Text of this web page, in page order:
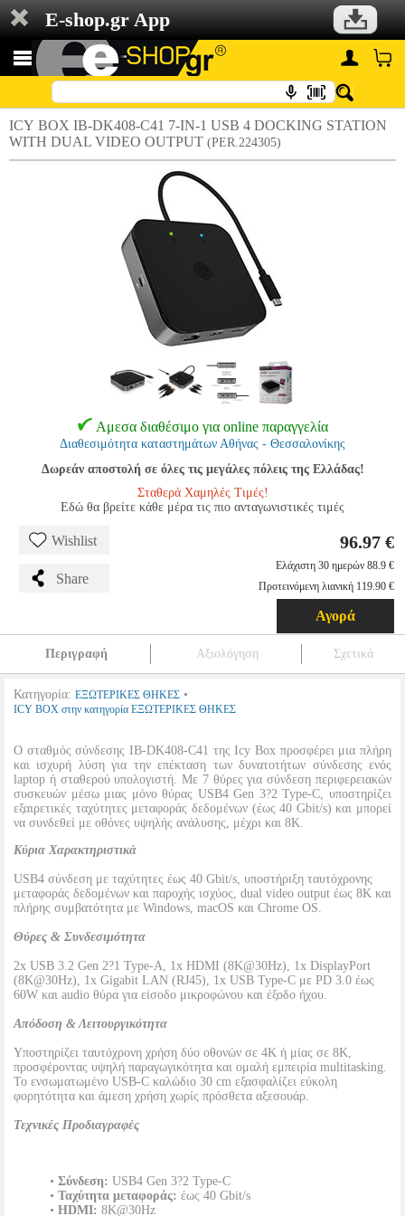
E-shop.gr App
ICY BOX IB-DK408-C41 7-IN-1 USB 4 DOCKING STATION
WITH DUAL VIDEO OUTPUT (PER.224305)
Αμεσα διαθέσιμο για online παραγγελία
Διαθεσιμότητα καταστημάτων Αθήνας - Θεσσαλονίκης
Δωρεάν αποστολή σε όλες τις μεγάλες πόλεις της Ελλάδας!
Σταθερά Χαμηλές Τιμές!
Εδώ θα βρείτε κάθε μέρα τις πιο ανταγωνιστικές τιμές
Wishlist
Share
96.97 €
Ελάχιστη 30 ημερών 88.9 €
Προτεινόμενη λιανική 119.90 €
Αγορά
Περιγραφή Αξιολόγηση Σχετικά
Κατηγορία: ΕΞΩΤΕΡΙΚΕΣ ΘΗΚΕΣ •
ICY BOX στην κατηγορία ΕΞΩΤΕΡΙΚΕΣ ΘΗΚΕΣ
Ο σταθμός σύνδεσης IB-DK408-C41 της Icy Box προσφέρει μια πλήρη
και ισχυρή λύση για την επέκταση των δυνατοτήτων σύνδεσης ενός
laptop ή σταθερού υπολογιστή. Με 7 θύρες για σύνδεση περιφερειακών
συσκευών μέσω μιας μόνο θύρας USB4 Gen 3?2 Type-C, υποστηρίζει
εξαιρετικές ταχύτητες μεταφοράς δεδομένων (έως 40 Gbit/s) και μπορεί
να συνδεθεί με οθόνες υψηλής ανάλυσης, μέχρι και 8K.
Κύρια Χαρακτηριστικά
USB4 σύνδεση με ταχύτητες έως 40 Gbit/s, υποστήριξη ταυτόχρονης
μεταφοράς δεδομένων και παροχής ισχύος, dual video output έως 8K και
πλήρης συμβατότητα με Windows, macOS και Chrome OS.
Θύρες & Συνδεσιμότητα
2x USB 3.2 Gen 2?1 Type-A, 1x HDMI (8K@30Hz), 1x DisplayPort
(8K@30Hz), 1x Gigabit LAN (RJ45), 1x USB Type-C με PD 3.0 έως
60W και audio θύρα για είσοδο μικροφώνου και έξοδο ήχου.
Απόδοση & Λειτουργικότητα
Υποστηρίζει ταυτόχρονη χρήση δύο οθονών σε 4K ή μίας σε 8K,
προσφέροντας υψηλή παραγωγικότητα και ομαλή εμπειρία multitasking.
Το ενσωματωμένο USB-C καλώδιο 30 cm εξασφαλίζει εύκολη
φορητότητα και άμεση χρήση χωρίς πρόσθετα αξεσουάρ.
Τεχνικές Προδιαγραφές
• Σύνδεση: USB4 Gen 3?2 Type-C
• Ταχύτητα μεταφοράς: έως 40 Gbit/s
• HDMI: 8K@30Hz